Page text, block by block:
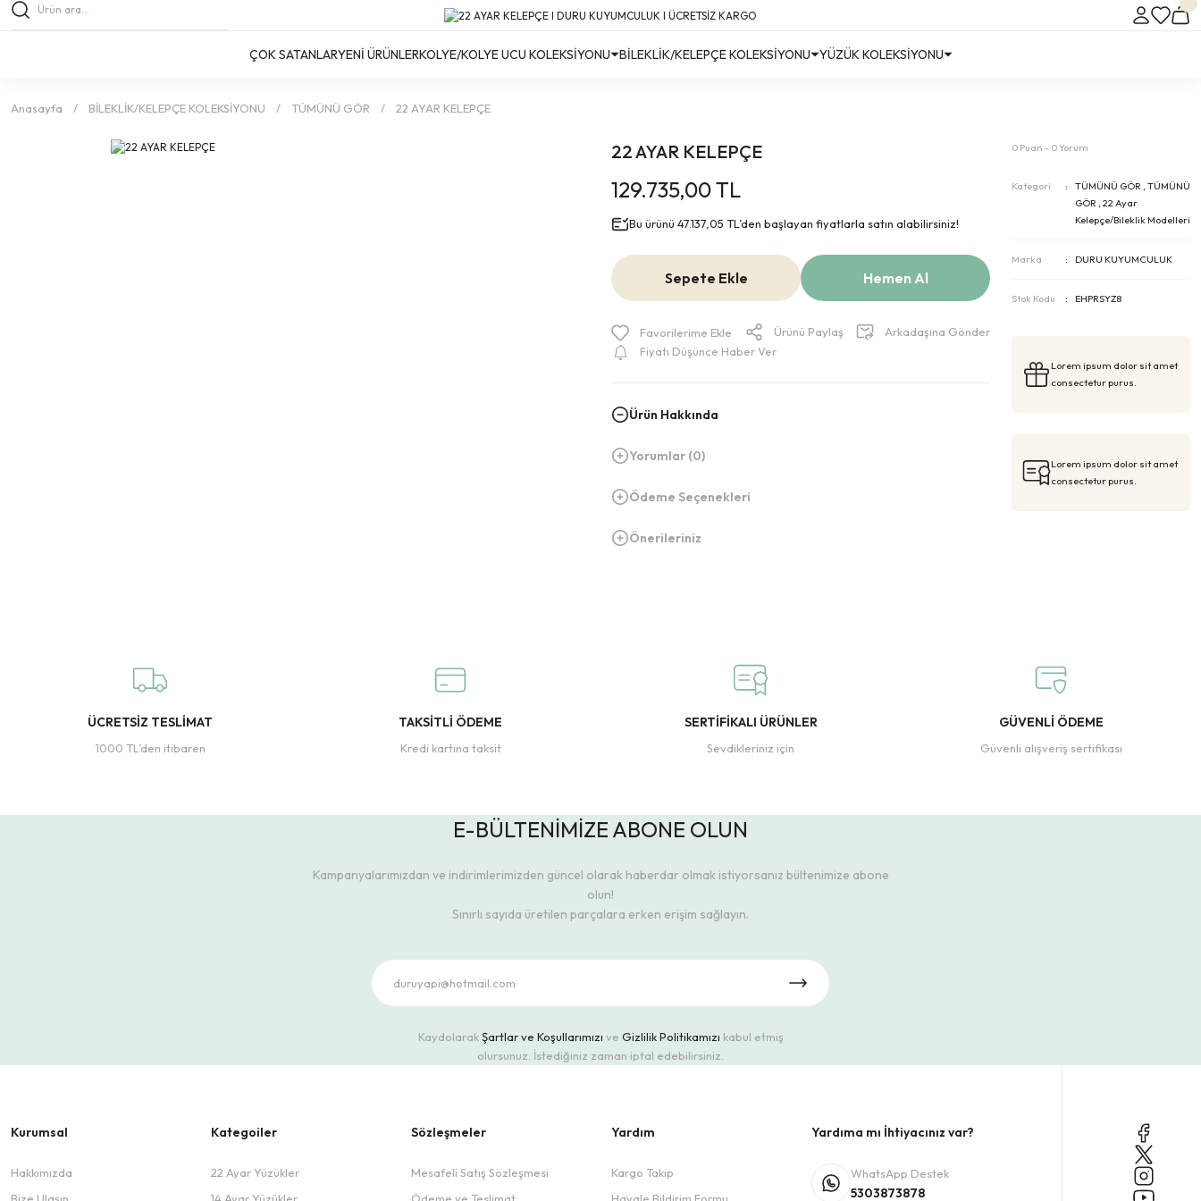
Türkiye’nin Her Yerine Ücretsiz Kargo!
Türkiye’nin Her Yerine Ücretsiz Kargo! #2
Türkiye’nin Her Yerine Ücretsiz Kargo! #3
ÇOK SATANLARYENİ ÜRÜNLERKOLYE/KOLYE UCU KOLEKSİYONU BİLEKLİK/KELEPÇE KOLEKSİYONU YÜZÜK KOLEKSİYONU
Anasayfa BİLEKLİK/KELEPÇE KOLEKSİYONU TÜMÜNÜ GÖR 22 AYAR KELEPÇE
22 AYAR KELEPÇE
129.735,00 TL
Bu ürünü 47.137,05 TL’den başlayan fiyatlarla satın alabilirsiniz!
Sepete Ekle Hemen Al
Ürünü Paylaş
Arkadaşına Gönder
Fiyatı Düşünce Haber Ver
Ürün Hakkında
Yorumlar (0)
Ödeme Seçenekleri
Önerileriniz
0 Puan - 0 Yorum
Kategori TÜMÜNÜ GÖR ,TÜMÜNÜ
GÖR ,22 Ayar
Kelepçe/Bileklik Modelleri
Marka DURU KUYUMCULUK
Stok Kodu EHPRSYZ8
Lorem ipsum dolor sit amet
consectetur purus.
Lorem ipsum dolor sit amet
consectetur purus.
ÜCRETSİZ TESLİMAT
1000 TL’den itibaren
TAKSİTLİ ÖDEME
Kredi kartına taksit
SERTİFİKALI ÜRÜNLER
Sevdikleriniz için
GÜVENLİ ÖDEME
Güvenli alışveriş sertifikası
E-BÜLTENİMİZE ABONE OLUN
Kampanyalarımızdan ve indirimlerimizden güncel olarak haberdar olmak istiyorsanız bültenimize abone
olun!
Sınırlı sayıda üretilen parçalara erken erişim sağlayın.
KaydolarakŞartlar ve Koşullarımızı ve Gizlilik Politikamızı kabul etmiş
olursunuz. İstediğiniz zaman iptal edebilirsiniz.
Kurumsal
Hakkımızda
Kategoiler
22 Ayar Yüzükler
Sözleşmeler
Mesafeli Satış Sözleşmesi
Yardım
Kargo Takip
Yardıma mı İhtiyacınız var?
WhatsApp Destek
5303873878